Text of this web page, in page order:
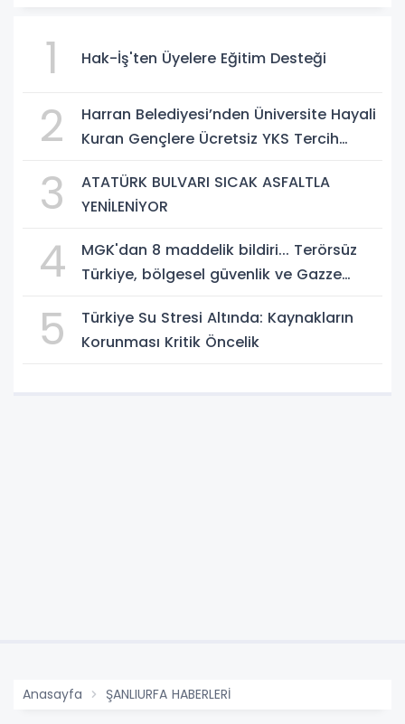
1 Hak-İş'ten Üyelere Eğitim Desteği
2
Harran Belediyesi’nden Üniversite Hayali
Kuran Gençlere Ücretsiz YKS Tercih
3
ATATÜRK BULVARI SICAK ASFALTLA
YENİLENİYOR
4
MGK'dan 8 maddelik bildiri... Terörsüz
Türkiye, bölgesel güvenlik ve Gazze
5
Türkiye Su Stresi Altında: Kaynakların
Korunması Kritik Öncelik
Anasayfa ŞANLIURFA HABERLERİ